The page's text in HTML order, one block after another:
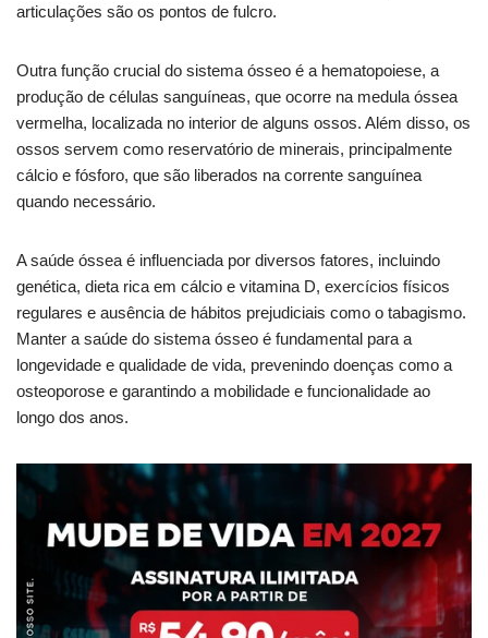
articulações são os pontos de fulcro.
Outra função crucial do sistema ósseo é a hematopoiese, a
produção de células sanguíneas, que ocorre na medula óssea
vermelha, localizada no interior de alguns ossos. Além disso, os
ossos servem como reservatório de minerais, principalmente
cálcio e fósforo, que são liberados na corrente sanguínea
quando necessário.
A saúde óssea é influenciada por diversos fatores, incluindo
genética, dieta rica em cálcio e vitamina D, exercícios físicos
regulares e ausência de hábitos prejudiciais como o tabagismo.
Manter a saúde do sistema ósseo é fundamental para a
longevidade e qualidade de vida, prevenindo doenças como a
osteoporose e garantindo a mobilidade e funcionalidade ao
longo dos anos.